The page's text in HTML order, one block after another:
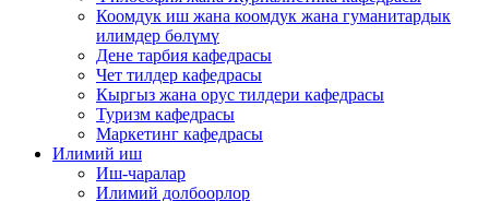
Коомдук иш жана коомдук жана гуманитардык
илимдер бөлүмү
Дене тарбия кафедрасы
Чет тилдер кафедрасы
Кыргыз жана орус тилдери кафедрасы
Туризм кафедрасы
Маркетинг кафедрасы
Илимий иш
Иш-чаралар
Илимий долбоорлор